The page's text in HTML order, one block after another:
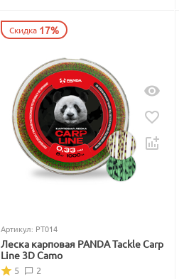
Скидка 17%
Артикул: PT014
Леска карповая PANDA Tackle Carp
Line 3D Camo
2
5